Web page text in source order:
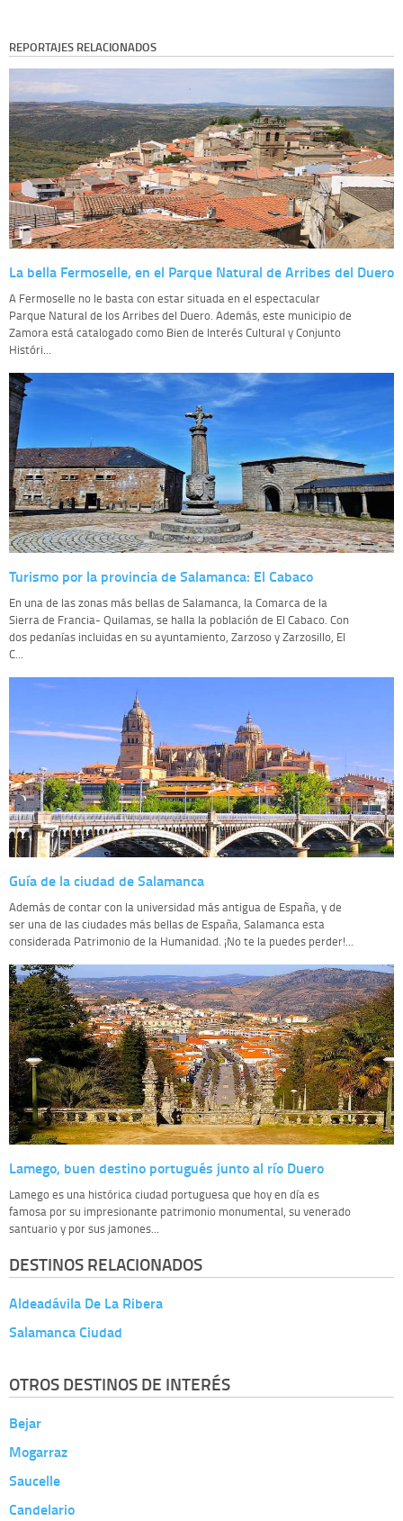
REPORTAJES RELACIONADOS
La bella Fermoselle, en el Parque Natural de Arribes del Duero
A Fermoselle no le basta con estar situada en el espectacular
Parque Natural de los Arribes del Duero. Además, este municipio de
Zamora está catalogado como Bien de Interés Cultural y Conjunto
Históri...
Turismo por la provincia de Salamanca: El Cabaco
En una de las zonas más bellas de Salamanca, la Comarca de la
Sierra de Francia- Quilamas, se halla la población de El Cabaco. Con
dos pedanías incluidas en su ayuntamiento, Zarzoso y Zarzosillo, El
C...
Guía de la ciudad de Salamanca
Además de contar con la universidad más antigua de España, y de
ser una de las ciudades más bellas de España, Salamanca esta
considerada Patrimonio de la Humanidad. ¡No te la puedes perder!...
Lamego, buen destino portugués junto al río Duero
Lamego es una histórica ciudad portuguesa que hoy en día es
famosa por su impresionante patrimonio monumental, su venerado
santuario y por sus jamones...
DESTINOS RELACIONADOS
Aldeadávila De La Ribera
Salamanca Ciudad
OTROS DESTINOS DE INTERÉS
Bejar
Mogarraz
Saucelle
Candelario